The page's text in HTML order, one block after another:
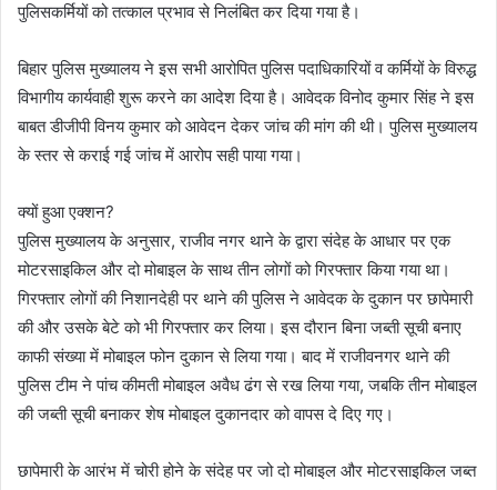
पुलिसकर्मियों को तत्काल प्रभाव से निलंबित कर दिया गया है।
बिहार पुलिस मुख्यालय ने इस सभी आरोपित पुलिस पदाधिकारियों व कर्मियों के विरुद्ध
विभागीय कार्यवाही शुरू करने का आदेश दिया है। आवेदक विनोद कुमार सिंह ने इस
बाबत डीजीपी विनय कुमार को आवेदन देकर जांच की मांग की थी। पुलिस मुख्यालय
के स्तर से कराई गई जांच में आरोप सही पाया गया।
क्यों हुआ एक्शन?
पुलिस मुख्यालय के अनुसार, राजीव नगर थाने के द्वारा संदेह के आधार पर एक
मोटरसाइकिल और दो मोबाइल के साथ तीन लोगों को गिरफ्तार किया गया था।
गिरफ्तार लोगों की निशानदेही पर थाने की पुलिस ने आवेदक के दुकान पर छापेमारी
की और उसके बेटे को भी गिरफ्तार कर लिया। इस दौरान बिना जब्ती सूची बनाए
काफी संख्या में मोबाइल फोन दुकान से लिया गया। बाद में राजीवनगर थाने की
पुलिस टीम ने पांच कीमती मोबाइल अवैध ढंग से रख लिया गया, जबकि तीन मोबाइल
की जब्ती सूची बनाकर शेष मोबाइल दुकानदार को वापस दे दिए गए।
छापेमारी के आरंभ में चोरी होने के संदेह पर जो दो मोबाइल और मोटरसाइकिल जब्त